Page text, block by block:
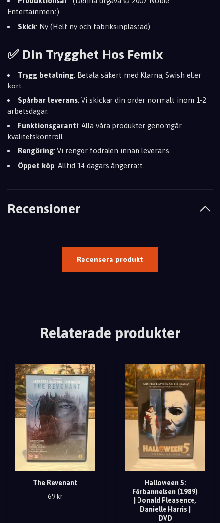
Entertainment)
Skick: Ny (Helt ny och fabriksinplastad)
✅ Din Trygghet Hos Femix
Trygg betalning: Betala säkert med Klarna, Swish eller
kort.
Spårbar leverans: Vi skickar din order normalt inom 1-2
arbetsdagar.
Funktionsgaranti: Alla våra produkter genomgår
kvalitetskontroll.
Rengöring: Vi rengör fodralen innan leverans.
Öppet köp: Alltid 14 dagars ångerrätt.
Recensioner
Recensera produkt
Relaterade produkter
The Revenant
69 kr
Halloween 5:
Förbannelsen (1989)
| Donald Pleasence,
Danielle Harris |
DVD